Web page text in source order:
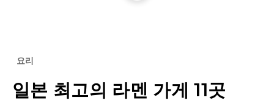
요리
일본 최고의 라멘 가게 11곳